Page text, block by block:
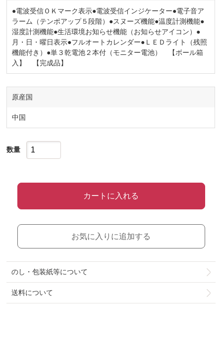
●電波受信ＯＫマーク表示●電波受信インジケーター●電子音ア
ラーム（テンポアップ５段階）●スヌーズ機能●温度計測機能●
湿度計測機能●生活環境お知らせ機能（お知らせアイコン）●
月・日・曜日表示●フルオートカレンダー●ＬＥＤライト（残照
機能付き）●単３乾電池２本付（モニター電池） 【ボール箱
入】 【完成品】
原産国
中国
数量
カートに入れる
お気に入りに追加する
のし・包装紙等について
送料について